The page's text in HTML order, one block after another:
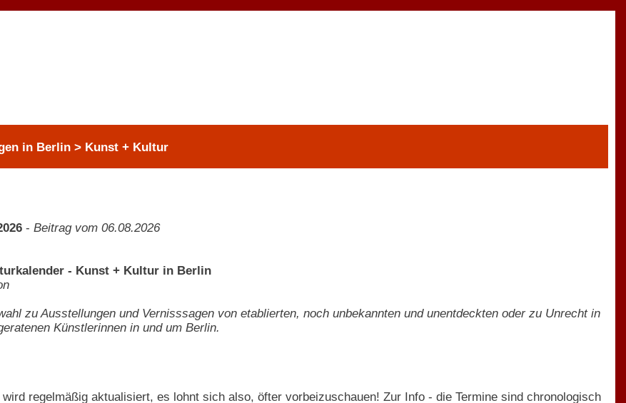
in Berlin > Kunst + Kultur
- Beitrag vom 06.08.2026
- Kunst + Kultur in Berlin
zu Ausstellungen und Vernisssagen von etablierten, noch unbekannten und unentdeckten oder zu Unrecht in
Künstlerinnen in und um Berlin.
regelmäßig aktualisiert, es lohnt sich also, öfter vorbeizuschauen! Zur Info - die Termine sind chronologisch